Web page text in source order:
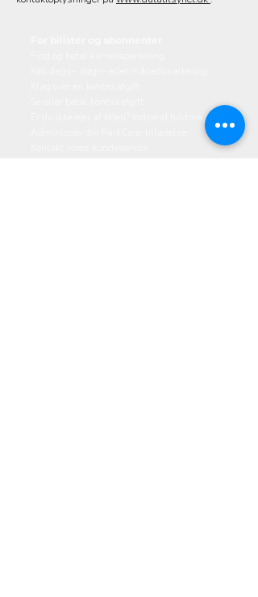
Er du ikke ejer af bilen? Indsend fuldmagt